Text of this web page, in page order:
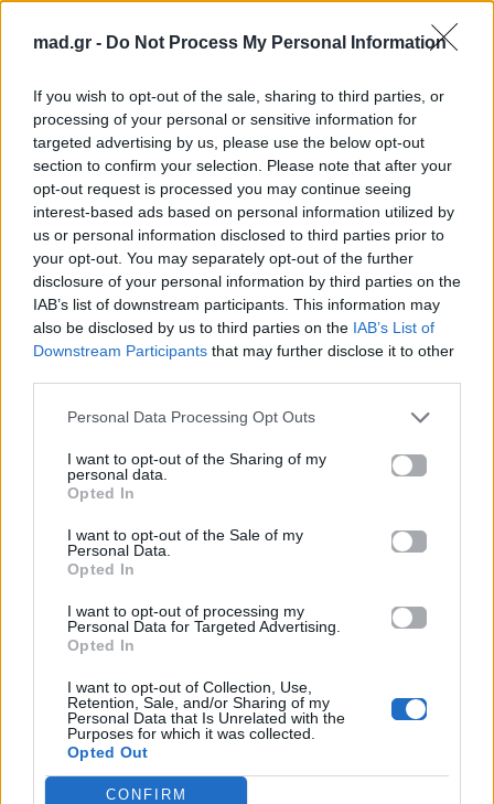
mad.gr - Do Not Process My Personal Information
If you wish to opt-out of the sale, sharing to third parties, or
processing of your personal or sensitive information for
targeted advertising by us, please use the below opt-out
section to confirm your selection. Please note that after your
opt-out request is processed you may continue seeing
interest-based ads based on personal information utilized by
us or personal information disclosed to third parties prior to
your opt-out. You may separately opt-out of the further
disclosure of your personal information by third parties on the
IAB’s list of downstream participants. This information may
also be disclosed by us to third parties on the IAB’s List of
Downstream Participants that may further disclose it to other
Personal Data Processing Opt Outs
I want to opt-out of the Sharing of my
personal data.
Opted In
I want to opt-out of the Sale of my
Personal Data.
Opted In
I want to opt-out of processing my
Personal Data for Targeted Advertising.
Opted In
I want to opt-out of Collection, Use,
Retention, Sale, and/or Sharing of my
Personal Data that Is Unrelated with the
Purposes for which it was collected.
Opted Out
CONFIRM
Μην αγγίζετε ποτέ τον βραστήρα του
ξενοδοχείου σας – Οι ταξιδιώτες
εξηγούν τον λόγο
20.11.2025
Life
καθαριστικό μπάνιου με 3 υλικά που
εξαφανίζει τα πάντα
19.11.2025